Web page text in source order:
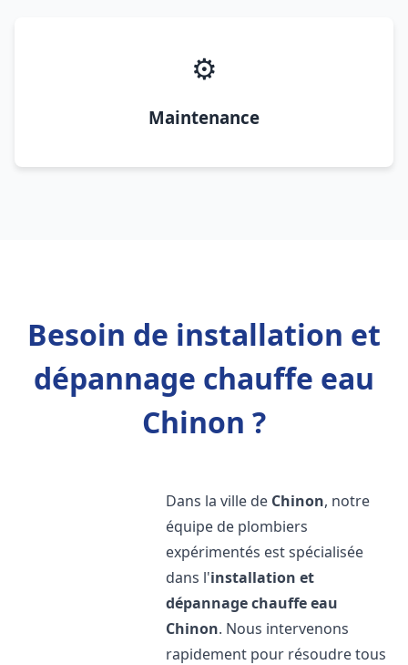
⚙️
Maintenance
Besoin de installation et
dépannage chauffe eau
Chinon ?
Dans la ville de Chinon, notre
équipe de plombiers
expérimentés est spécialisée
dans l'installation et
dépannage chauffe eau
Chinon. Nous intervenons
rapidement pour résoudre tous